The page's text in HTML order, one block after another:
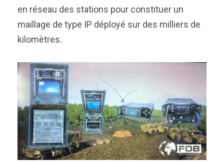
en réseau des stations pour constituer un
maillage de type IP déployé sur des milliers de
kilomètres.